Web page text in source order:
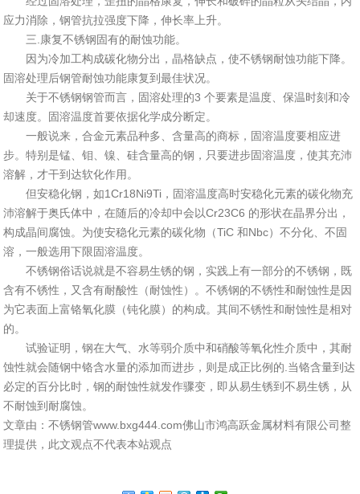
应力消除，钢管抗拉强度下降，伸长率上升。
三.康复不锈钢固有的耐蚀功能。
因为冷加工构成碳化物分出，晶格缺点，使不锈钢耐蚀功能下降。
固溶处理后钢管耐蚀功能康复到最佳状况。
关于不锈钢钢管而言，固溶处理的3 个要素是温度、保温时刻和冷
却速度。固溶温度首要依据化学成分断定。
一般说来，合金元素品种多、含量高的商标，固溶温度要相应进
步。特别是锰、钼、镍、硅含量高的钢，只要进步固溶温度，使其充沛
溶解，才干到达软化作用。
但安稳化钢，如1Cr18Ni9Ti，固溶温度高时安稳化元素的碳化物充
沛溶解于奥氏体中，在随后的冷却中会以Cr23C6 的形状在晶界分出，
构成晶间腐蚀。为使安稳化元素的碳化物（TiC 和Nbc）不分化、不固
溶，一般选用下限固溶温度。
不锈钢俗话说就是不容易生锈的钢，实践上有一部分的不锈钢，既
含有不锈性，又含有耐酸性（耐蚀性）。不锈钢的不锈性和耐蚀性是因
为它表面上富铬氧化膜（钝化膜）的构成。其间不锈性和耐蚀性是相对
的。
试验证明，钢在大气、水等弱介质中和硝酸等氧化性介质中，其耐
蚀性就会随钢中铬含水量的添加而进步，则是成正比例的.当铬含量到达
必定的百分比时，钢的耐蚀性就发作骤变，即从易生锈到不易生锈，从
不耐蚀到耐腐蚀。
文章由：不锈钢管www.bxg444.com佛山市鸿高跃金属材料有限公司整
理提供，此文观点不代表本站观点